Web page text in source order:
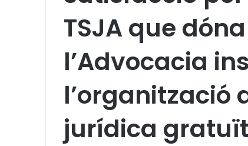
TSJA que
l’Advocacia
l’organització
jurídica